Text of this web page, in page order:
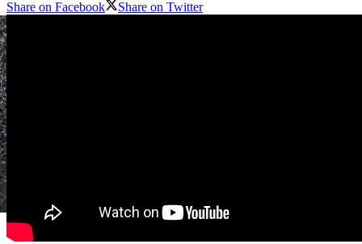
Share on Facebook Share on Twitter